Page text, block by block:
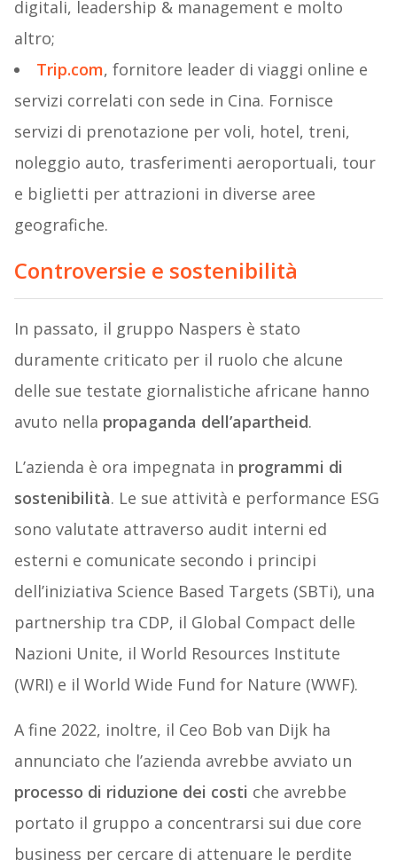
digitali, leadership & management e molto
altro;
Trip.com, fornitore leader di viaggi online e
servizi correlati con sede in Cina. Fornisce
servizi di prenotazione per voli, hotel, treni,
noleggio auto, trasferimenti aeroportuali, tour
e biglietti per attrazioni in diverse aree
geografiche.
Controversie e sostenibilità
In passato, il gruppo Naspers è stato
duramente criticato per il ruolo che alcune
delle sue testate giornalistiche africane hanno
avuto nella propaganda dell’apartheid.
L’azienda è ora impegnata in programmi di
sostenibilità. Le sue attività e performance ESG
sono valutate attraverso audit interni ed
esterni e comunicate secondo i principi
dell’iniziativa Science Based Targets (SBTi), una
partnership tra CDP, il Global Compact delle
Nazioni Unite, il World Resources Institute
(WRI) e il World Wide Fund for Nature (WWF).
A fine 2022, inoltre, il Ceo Bob van Dijk ha
annunciato che l’azienda avrebbe avviato un
processo di riduzione dei costi che avrebbe
portato il gruppo a concentrarsi sui due core
business per cercare di attenuare le perdite